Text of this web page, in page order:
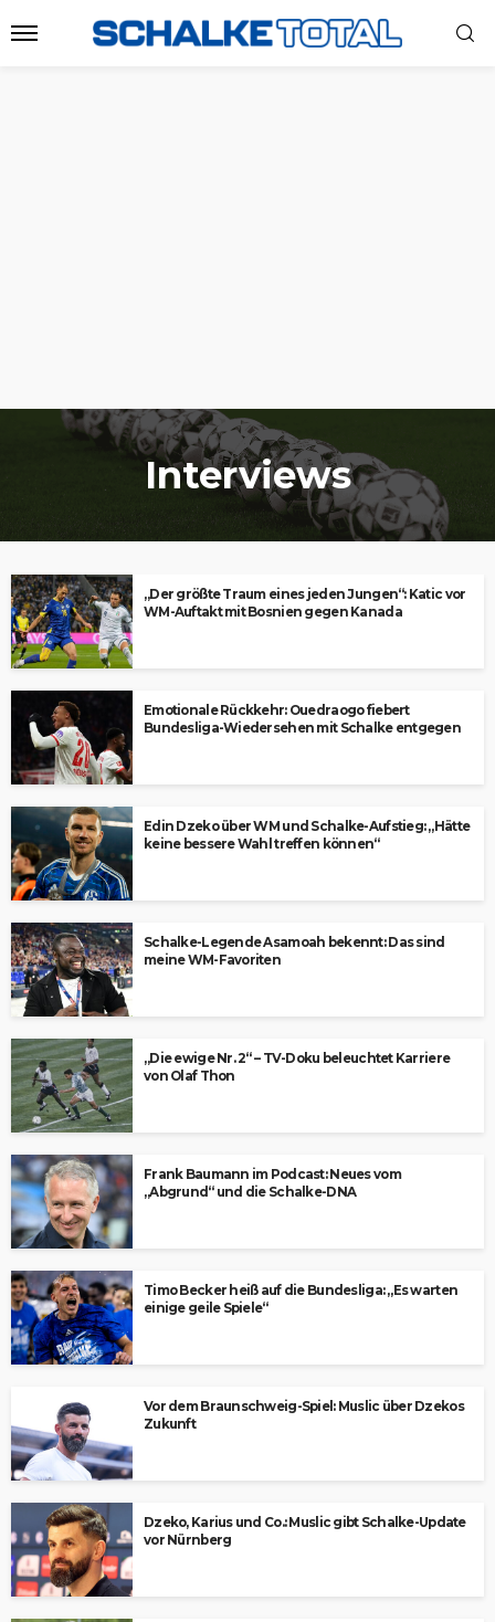
Interviews
„Der größte Traum eines jeden Jungen“: Katic vor
WM-Auftakt mit Bosnien gegen Kanada
Emotionale Rückkehr: Ouedraogo fiebert
Bundesliga-Wiedersehen mit Schalke entgegen
Edin Dzeko über WM und Schalke-Aufstieg: „Hätte
keine bessere Wahl treffen können“
Schalke-Legende Asamoah bekennt: Das sind
meine WM-Favoriten
„Die ewige Nr. 2“ – TV-Doku beleuchtet Karriere
von Olaf Thon
Frank Baumann im Podcast: Neues vom
„Abgrund“ und die Schalke-DNA
Timo Becker heiß auf die Bundesliga: „Es warten
einige geile Spiele“
Vor dem Braunschweig-Spiel: Muslic über Dzekos
Zukunft
Dzeko, Karius und Co.: Muslic gibt Schalke-Update
vor Nürnberg